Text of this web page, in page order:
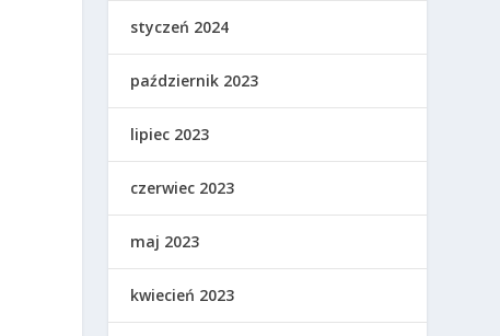
styczeń 2024
październik 2023
lipiec 2023
czerwiec 2023
maj 2023
kwiecień 2023